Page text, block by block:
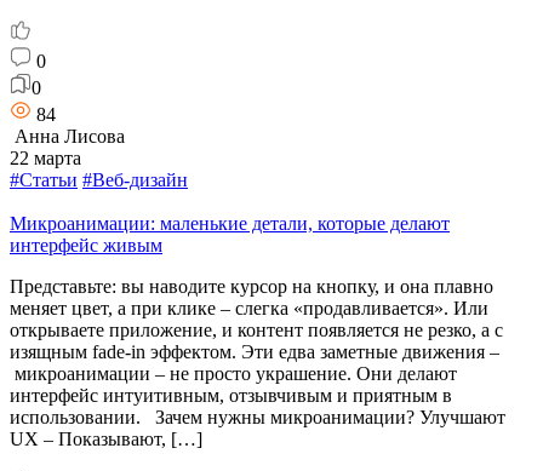
0
0
84
Анна Лисова
22 марта
#Статьи #Веб-дизайн
Микроанимации: маленькие детали, которые делают
интерфейс живым
Представьте: вы наводите курсор на кнопку, и она плавно
меняет цвет, а при клике – слегка «продавливается». Или
открываете приложение, и контент появляется не резко, а с
изящным fade-in эффектом. Эти едва заметные движения –
микроанимации – не просто украшение. Они делают
интерфейс интуитивным, отзывчивым и приятным в
использовании. Зачем нужны микроанимации? Улучшают
UX – Показывают, […]